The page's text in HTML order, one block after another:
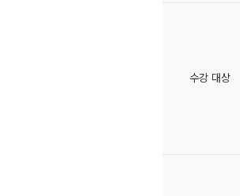
수강 대상